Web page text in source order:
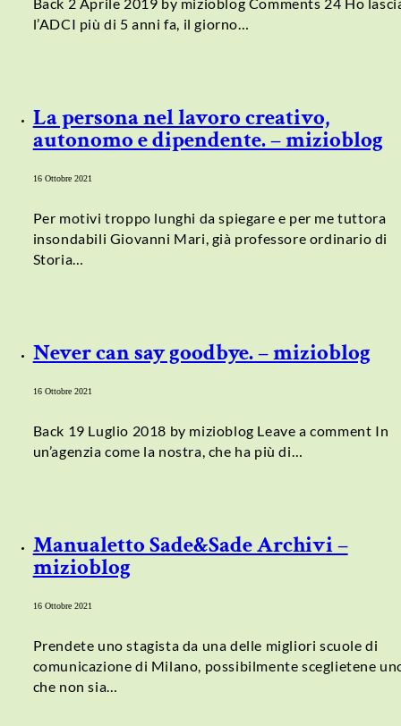
Back 2 Aprile 2019 by mizioblog Comments 24 Ho
l’ADCI più di 5 anni fa, il giorno…
La persona nel lavoro creativo,
autonomo e dipendente. – mizioblog
16 Ottobre 2021
Per motivi troppo lunghi da spiegare e per me tuttora
insondabili Giovanni Mari, già professore ordinario di
Storia…
Never can say goodbye. – mizioblog
16 Ottobre 2021
Back 19 Luglio 2018 by mizioblog Leave a comment In
un’agenzia come la nostra, che ha più di…
Manualetto Sade&Sade Archivi –
mizioblog
16 Ottobre 2021
Prendete uno stagista da una delle migliori scuole di
comunicazione di Milano, possibilmente sceglietene
che non sia…